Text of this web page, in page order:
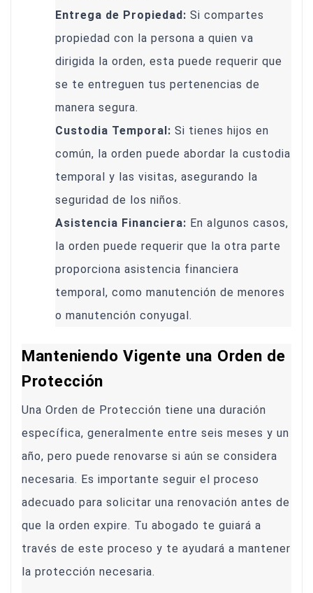
Entrega de Propiedad: Si compartes
propiedad con la persona a quien va
dirigida la orden, esta puede requerir que
se te entreguen tus pertenencias de
manera segura.
Custodia Temporal: Si tienes hijos en
común, la orden puede abordar la custodia
temporal y las visitas, asegurando la
seguridad de los niños.
Asistencia Financiera: En algunos casos,
la orden puede requerir que la otra parte
proporciona asistencia financiera
temporal, como manutención de menores
o manutención conyugal.
Manteniendo Vigente una Orden de
Protección
Una Orden de Protección tiene una duración
específica, generalmente entre seis meses y un
año, pero puede renovarse si aún se considera
necesaria. Es importante seguir el proceso
adecuado para solicitar una renovación antes de
que la orden expire. Tu abogado te guiará a
través de este proceso y te ayudará a mantener
la protección necesaria.